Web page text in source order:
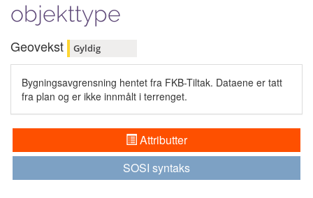
objekttype
Geovekst Gyldig
Bygningsavgrensning hentet fra FKB-Tiltak. Dataene er tatt
fra plan og er ikke innmålt i terrenget.
Attributter
SOSI syntaks